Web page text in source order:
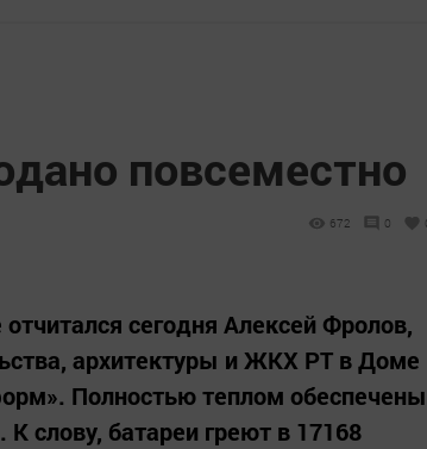
повсеместно
672 0
сегодня Алексей Фролов,
архитектуры и ЖКХ РТ в Доме
Полностью теплом обеспечены
слову, батареи греют в 17168